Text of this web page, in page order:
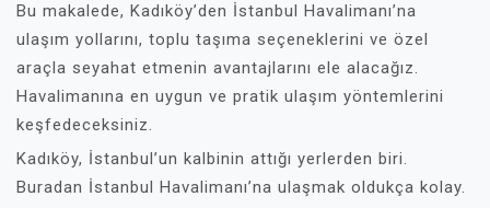
Bu makalede, Kadıköy’den İstanbul Havalimanı’na
ulaşım yollarını, toplu taşıma seçeneklerini ve özel
araçla seyahat etmenin avantajlarını ele alacağız.
Havalimanına en uygun ve pratik ulaşım yöntemlerini
keşfedeceksiniz.
Kadıköy, İstanbul’un kalbinin attığı yerlerden biri.
Buradan İstanbul Havalimanı’na ulaşmak oldukça kolay.